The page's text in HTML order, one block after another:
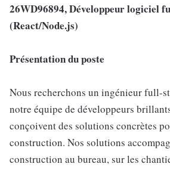
26WD96894, Développeur logiciel
(React/Node.js)
Présentation du poste
Nous recherchons un ingénieur full-
notre équipe de développeurs
conçoivent des solutions concrètes
construction. Nos solutions
construction au bureau, sur les